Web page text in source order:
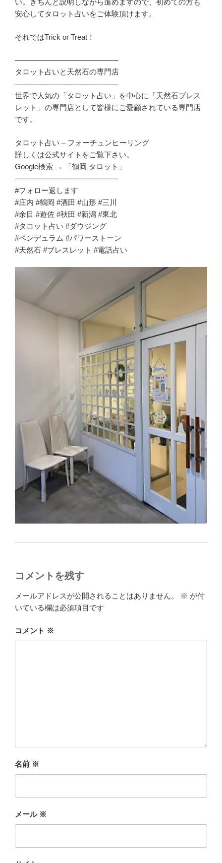
い。きちんと説明しながら進めますので、初めての方も
安心してタロット占いをご体験頂けます。
それではTrick or Treat！
───────────────────
タロット占いと天然石の専門店
───────────────────
世界で人気の「タロット占い」を中心に「天然石ブレス
レット」の専門店として皆様にご愛顧されている専門店
です。
タロット占い – フォーチュンヒーリング
詳しくは公式サイトをご覧下さい。
Google検索 → 「鶴岡 タロット」
───────────────────
#フォロー返します
#庄内 #鶴岡 #酒田 #山形 #三川
#余目 #遊佐 #秋田 #新潟 #東北
#タロット占い #ダウジング
#ペンデュラム #パワーストーン
#天然石 #ブレスレット #電話占い
コメントを残す
メールアドレスが公開されることはありません。 ※ が付
いている欄は必須項目です
コメント ※
名前 ※
メール ※